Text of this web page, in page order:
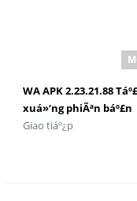
WA APK 2.23.21.88
xuá»‘ng phiÃªn báº£n
má»›i nháº¥t 2023
Giao tiáº¿p